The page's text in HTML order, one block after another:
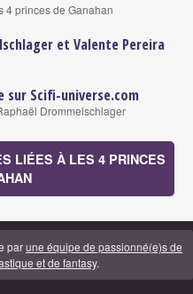
4 princes de Ganahan
et Valente Pereira
sur Scifi-universe.com
Drommelschlager
LIÉES À LES 4 PRINCES
parune équipe de passionné(e)s de
et de fantasy.